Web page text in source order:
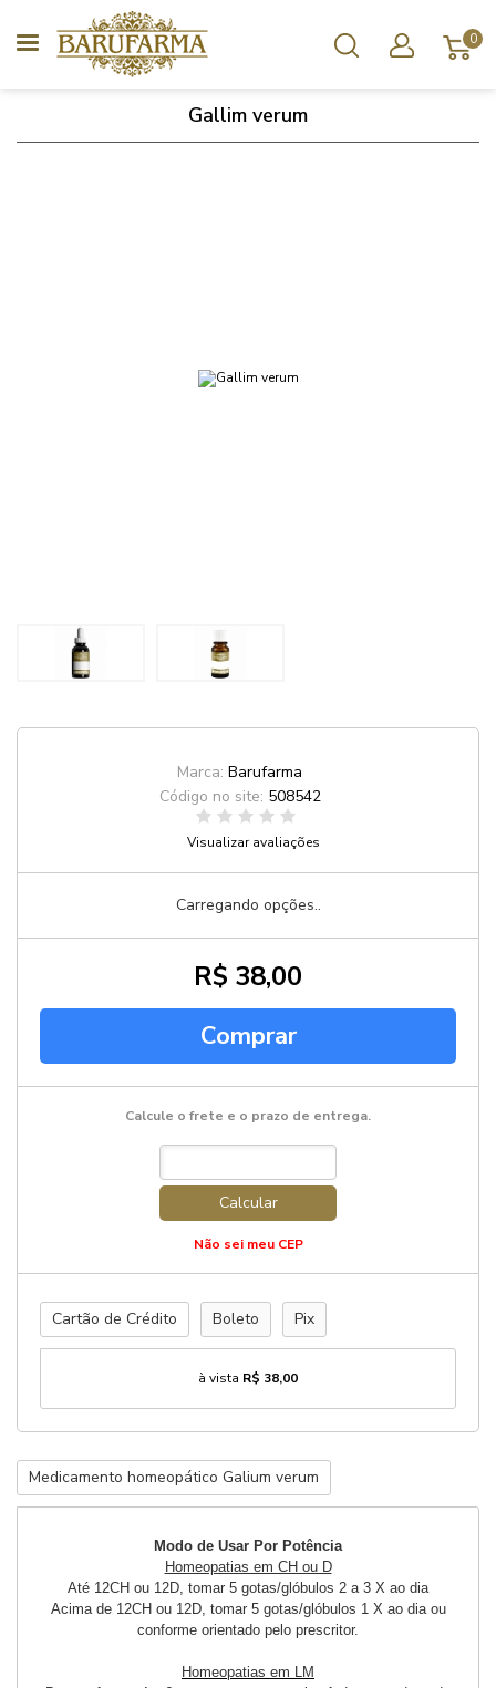
0
Gallim verum
Marca: Barufarma
Código no site: 508542
Visualizar avaliações
Carregando opções..
R$ 38,00
Comprar
Calcule o frete e o prazo de entrega.
Calcular
Não sei meu CEP
Cartão de Crédito Boleto Pix
à vista R$ 38,00
Medicamento homeopático Galium verum
Modo de Usar Por Potência
Homeopatias em CH ou D
Até 12CH ou 12D, tomar 5 gotas/glóbulos 2 a 3 X ao dia
Acima de 12CH ou 12D, tomar 5 gotas/glóbulos 1 X ao dia ou
conforme orientado pelo prescritor.
Homeopatias em LM